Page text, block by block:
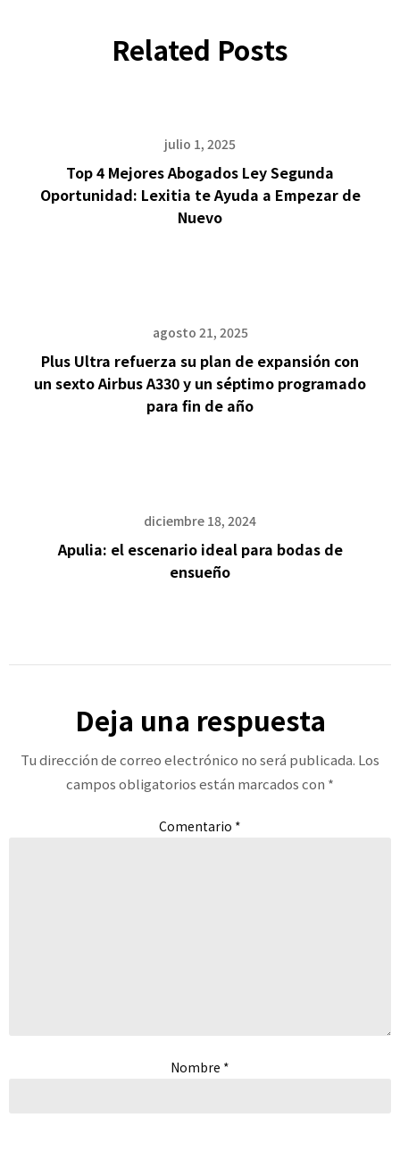
Related Posts
julio 1, 2025
Top 4 Mejores Abogados Ley Segunda
Oportunidad: Lexitia te Ayuda a Empezar de
Nuevo
agosto 21, 2025
Plus Ultra refuerza su plan de expansión con
un sexto Airbus A330 y un séptimo programado
para fin de año
diciembre 18, 2024
Apulia: el escenario ideal para bodas de
ensueño
Deja una respuesta
Tu dirección de correo electrónico no será publicada. Los
campos obligatorios están marcados con *
Comentario *
Nombre *